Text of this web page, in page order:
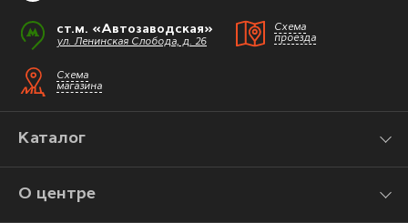
ст.м. «Автозаводская»
ул. Ленинская Слобода, д. 26
Схема
проезда
Схема
магазина
Каталог
О центре